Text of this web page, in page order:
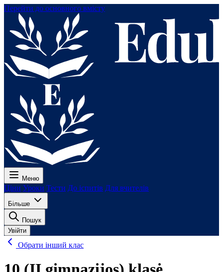
Перейти до основного вмісту
Меню
Ціни Уроки Тести До іспитів Для вчителів
Більше
Пошук
Увійти
Обрати інший клас